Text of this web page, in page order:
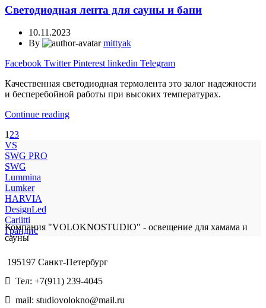
Светодиодная лента для сауны и бани
10.11.2023
By
mittyak
Facebook Twitter Pinterest linkedin Telegram
Качественная светодиодная термолента это залог надежности
и бесперебойной работы при высоких температурах.
Continue reading
123
VS
SWG PRO
SWG
Lummina
Lumker
HARVIA
DesignLed
Cariitti
Грандис
Компания "VOLOKNOSTUDIO" - освещение для хамама и
сауны
195197 Санкт-Петербург
Тел: +7(911) 239-4045
mail: studiovolokno@mail.ru